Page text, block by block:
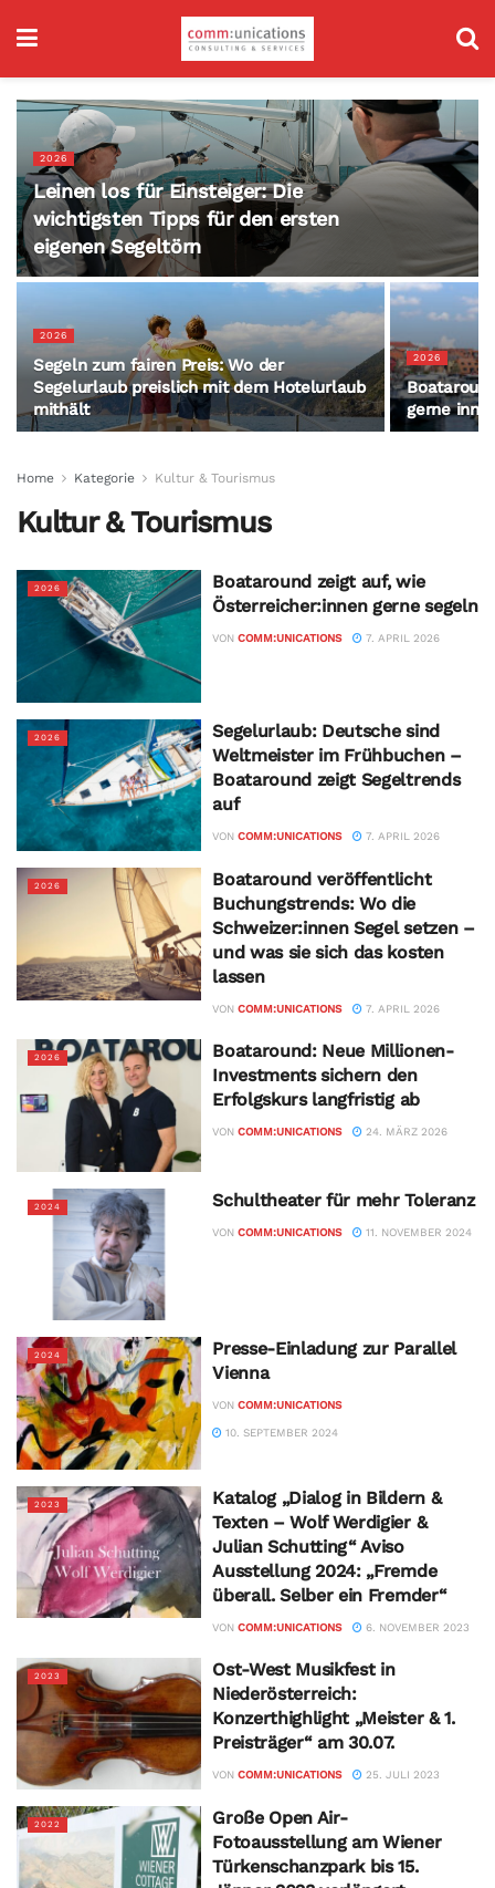
2026
Leinen los für Einsteiger: Die
wichtigsten Tipps für den ersten
eigenen Segeltörn
2026
Segeln zum fairen Preis: Wo der
Segelurlaub preislich mit dem Hotelurlaub
mithält
2026
gerne
Home Kategorie Kultur & Tourismus
Kultur & Tourismus
2026
Boataround zeigt auf, wie
Österreicher:innen gerne segeln
VON COMM:UNICATIONS 7. APRIL 2026
2026
Segelurlaub: Deutsche sind
Weltmeister im Frühbuchen –
Boataround zeigt Segeltrends
auf
VON COMM:UNICATIONS 7. APRIL 2026
2026
Boataround veröffentlicht
Buchungstrends: Wo die
Schweizer:innen Segel setzen –
und was sie sich das kosten
lassen
VON COMM:UNICATIONS 7. APRIL 2026
2026
Boataround: Neue Millionen-
Investments sichern den
Erfolgskurs langfristig ab
VON COMM:UNICATIONS 24. MÄRZ 2026
2024 Schultheater für mehr Toleranz
VON COMM:UNICATIONS 11. NOVEMBER 2024
2024
Presse-Einladung zur Parallel
Vienna
VON COMM:UNICATIONS
10. SEPTEMBER 2024
2023
Katalog „Dialog in Bildern &
Texten – Wolf Werdigier &
Julian Schutting“ Aviso
Ausstellung 2024: „Fremde
überall. Selber ein Fremder“
VON COMM:UNICATIONS 6. NOVEMBER 2023
2023
Ost-West Musikfest in
Niederösterreich:
Konzerthighlight „Meister & 1.
Preisträger“ am 30.07.
VON COMM:UNICATIONS 25. JULI 2023
2022
Große Open Air-
Fotoausstellung am Wiener
Türkenschanzpark bis 15.